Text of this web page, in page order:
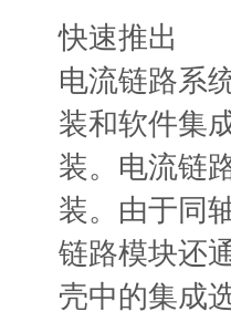
快速推出
电流链路系
装和软件集
装。电流链
装。由于同
链路模块还
壳中的集成